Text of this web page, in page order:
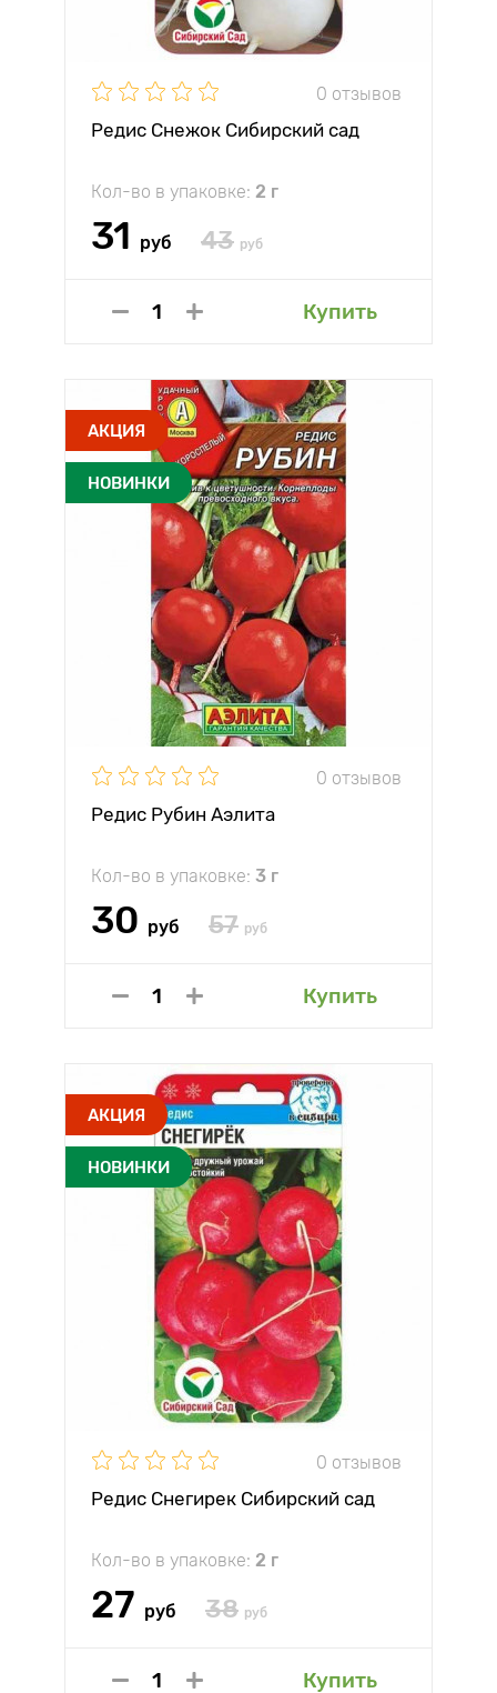
0 отзывов
Редис Снежок Сибирский сад
Кол-во в упаковке: 2 г
31 руб 43 руб
Купить
АКЦИЯ
НОВИНКИ
0 отзывов
Редис Рубин Аэлита
Кол-во в упаковке: 3 г
30 руб 57 руб
Купить
АКЦИЯ
НОВИНКИ
0 отзывов
Редис Снегирек Сибирский сад
Кол-во в упаковке: 2 г
27 руб 38 руб
Купить